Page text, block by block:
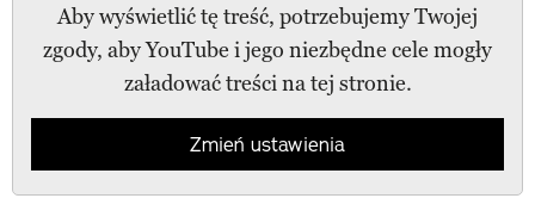
Aby wyświetlić tę treść, potrzebujemy Twojej
zgody, aby YouTube i jego niezbędne cele mogły
załadować treści na tej stronie.
Zmień ustawienia